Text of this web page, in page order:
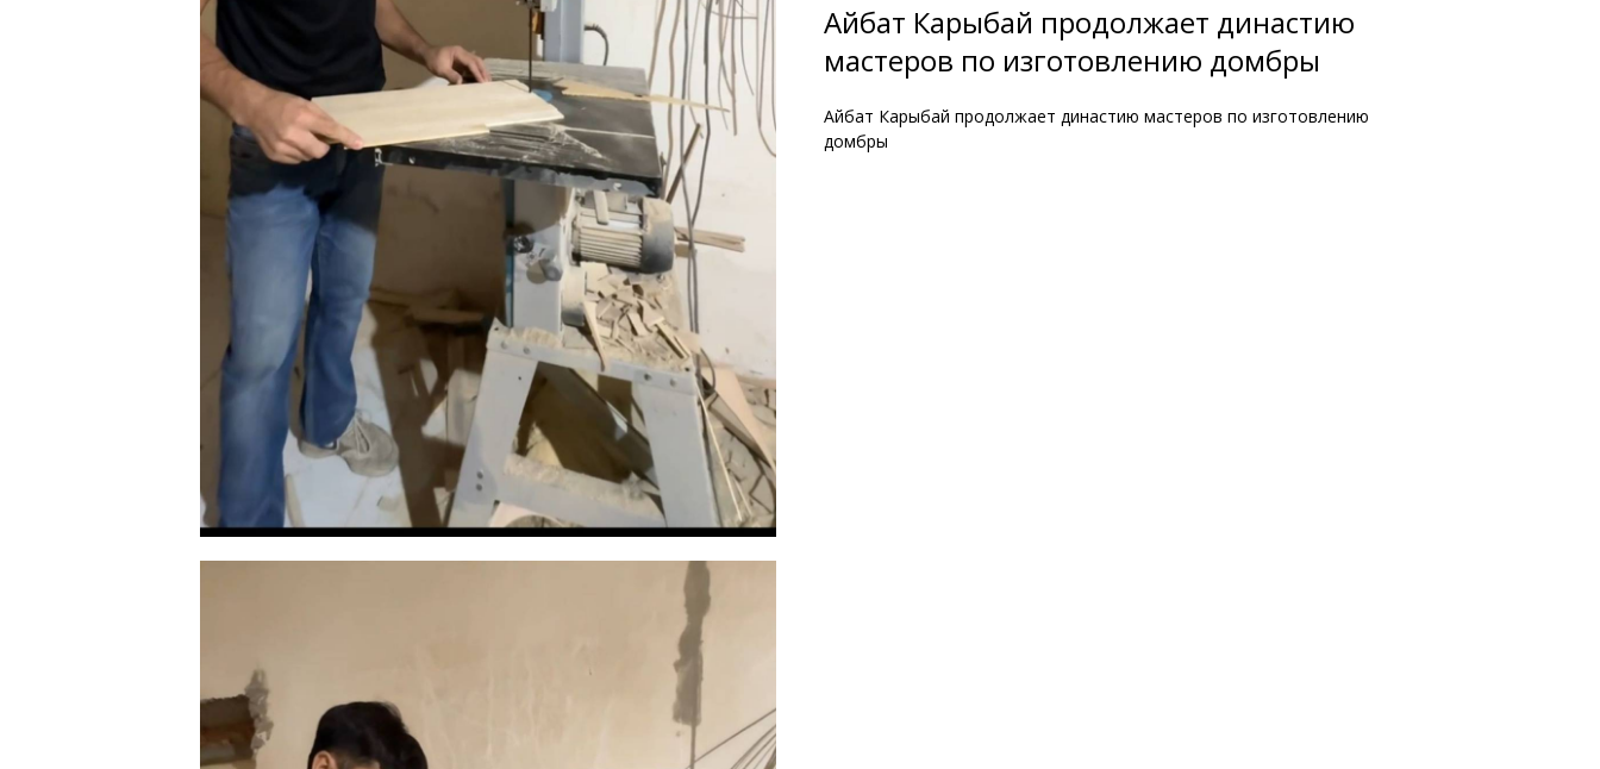
Айбат Карыбай продолжает династию
мастеров по изготовлению домбры
Айбат Карыбай продолжает династию мастеров по изготовлению
домбры